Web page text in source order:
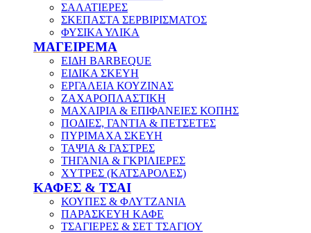
ΣΑΛΑΤΙΕΡΕΣ
ΣΚΕΠΑΣΤΑ ΣΕΡΒΙΡΙΣΜΑΤΟΣ
ΦΥΣΙΚΑ ΥΛΙΚΑ
ΜΑΓΕΙΡΕΜΑ
ΕΙΔΗ BARBEQUE
ΕΙΔΙΚΑ ΣΚΕΥΗ
ΕΡΓΑΛΕΙΑ ΚΟΥΖΙΝΑΣ
ΖΑΧΑΡΟΠΛΑΣΤΙΚΗ
ΜΑΧΑΙΡΙΑ & ΕΠΙΦΑΝΕΙΕΣ ΚΟΠΗΣ
ΠΟΔΙΕΣ, ΓΑΝΤΙΑ & ΠΕΤΣΕΤΕΣ
ΠΥΡΙΜΑΧΑ ΣΚΕΥΗ
ΤΑΨΙΑ & ΓΑΣΤΡΕΣ
ΤΗΓΑΝΙΑ & ΓΚΡΙΛΙΕΡΕΣ
ΧΥΤΡΕΣ (ΚΑΤΣΑΡΟΛΕΣ)
ΚΑΦΕΣ & ΤΣΑΙ
ΚΟΥΠΕΣ & ΦΛΥΤΖΑΝΙΑ
ΠΑΡΑΣΚΕΥΗ ΚΑΦΕ
ΤΣΑΓΙΕΡΕΣ & ΣΕΤ ΤΣΑΓΙΟΥ